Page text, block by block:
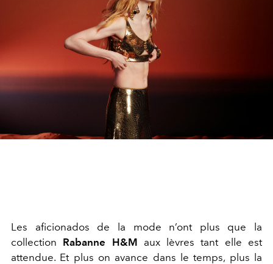
Les aficionados de la mode n’ont plus que la
collection Rabanne H&M aux lèvres tant elle est
attendue. Et plus on avance dans le temps, plus la